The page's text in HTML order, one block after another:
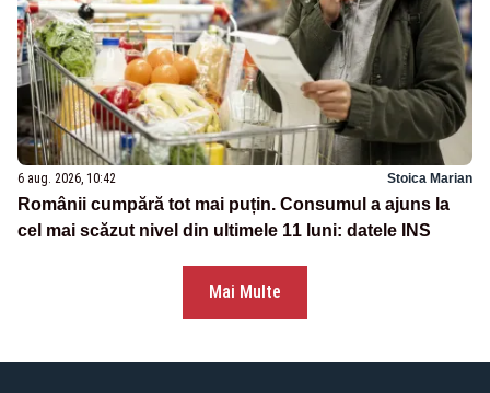
6 aug. 2026, 10:42 Stoica Marian
Românii cumpără tot mai puțin. Consumul a ajuns la
cel mai scăzut nivel din ultimele 11 luni: datele INS
Mai Multe